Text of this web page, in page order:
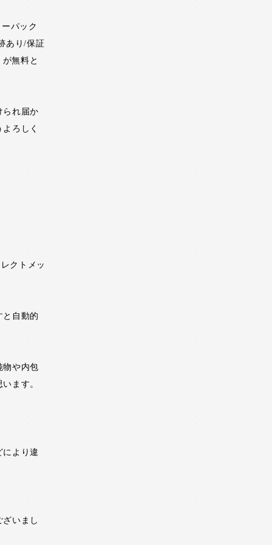
パック
あり/保証
無料と
られ届か
ろしく
クトメッ
と自動的
物や内包
ます。
により違
いまし